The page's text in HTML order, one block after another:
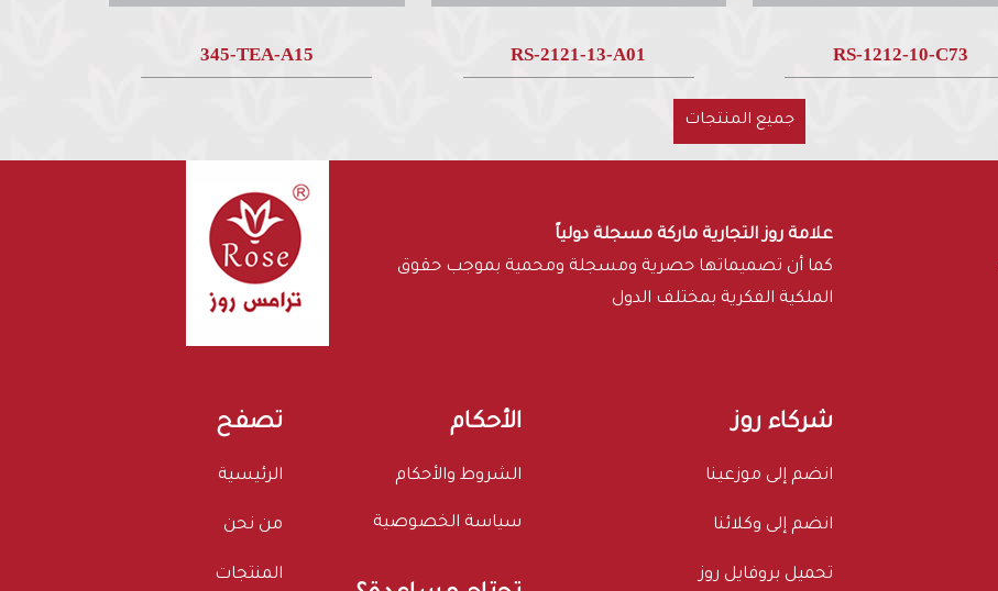
345-TEA-A15 RS-2121-13-A01 RS-1212-10-C73
جميع المنتجات
علامة روز التجارية ماركة مسجلة دولياً
كما أن تصميماتها حصرية ومسجلة ومحمية بموجب حقوق
الملكية الفكرية بمختلف الدول
تصفح
الرئيسية
من نحن
المنتجات
الأحكام
الشروط والأحكام
سياسة الخصوصية
شركاء روز
انضم إلى موزعينا
انضم إلى وكلائنا
تحميل بروفايل روز